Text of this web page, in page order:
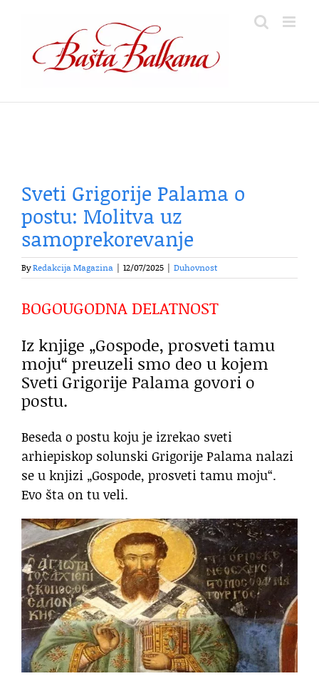
content
Sveti Grigorije Palama o
postu: Molitva uz
samoprekorevanje
ByRedakcija Magazina 12/07/2025 Duhovnost
BOGOUGODNA DELATNOST
Iz knjige „Gospode, prosveti tamu
moju“ preuzeli smo deo u kojem
Sveti Grigorije Palama govori o
postu.
Beseda o postu koju je izrekao sveti
arhiepiskop solunski Grigorije Palama nalazi
se u knjizi „Gospode, prosveti tamu moju“.
Evo šta on tu veli.